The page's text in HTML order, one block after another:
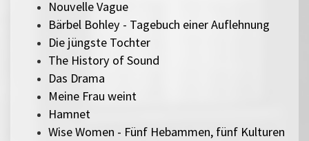
Nouvelle Vague
Bärbel Bohley - Tagebuch einer Auflehnung
Die jüngste Tochter
The History of Sound
Das Drama
Meine Frau weint
Hamnet
Wise Women - Fünf Hebammen, fünf Kulturen